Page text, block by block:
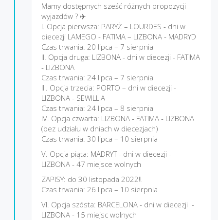
Mamy dostępnych sześć różnych propozycji
wyjazdów ? ✈️
I. Opcja pierwsza: PARYŻ – LOURDES - dni w
diecezji LAMEGO - FATIMA – LIZBONA - MADRYD
Czas trwania: 20 lipca – 7 sierpnia
II. Opcja druga: LIZBONA - dni w diecezji - FATIMA
- LIZBONA
Czas trwania: 24 lipca – 7 sierpnia
III. Opcja trzecia: PORTO – dni w diecezji -
LIZBONA - SEWILLIA
Czas trwania: 24 lipca – 8 sierpnia
IV. Opcja czwarta: LIZBONA - FATIMA - LIZBONA
(bez udziału w dniach w diecezjach)
Czas trwania: 30 lipca – 10 sierpnia
V. Opcja piąta: MADRYT - dni w diecezji -
LIZBONA - 47 miejsce wolnych
ZAPISY: do 30 listopada 2022!!
Czas trwania: 26 lipca – 10 sierpnia
VI. Opcja szósta: BARCELONA - dni w diecezji -
LIZBONA - 15 miejsc wolnych